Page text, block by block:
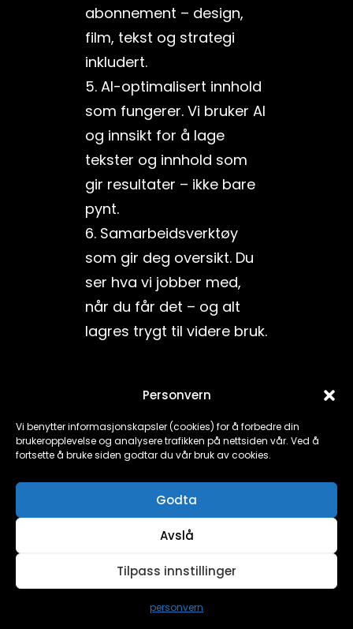
Personvern
Vi benytter informasjonskapsler (cookies) for å forbedre din
brukeropplevelse og analysere trafikken på nettsiden vår. Ved å
fortsette å bruke siden godtar du vår bruk av cookies.
Godta
Avslå
Tilpass innstillinger
personvern
abonnement – design,
film, tekst og strategi
inkludert.
5. AI-optimalisert innhold
som fungerer. Vi bruker AI
og innsikt for å lage
tekster og innhold som
gir resultater – ikke bare
pynt.
6. Samarbeidsverktøy
som gir deg oversikt. Du
ser hva vi jobber med,
når du får det – og alt
lagres trygt til videre bruk.
Pakke Timer/mndMånedlig Effektiv